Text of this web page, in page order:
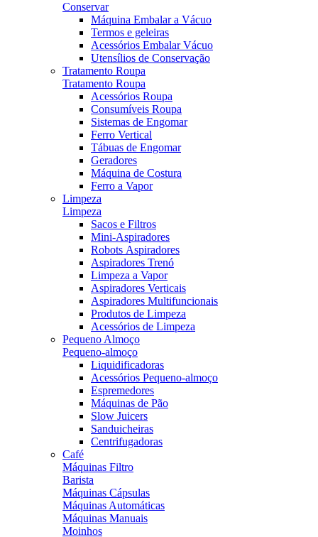
Conservar
Máquina Embalar a Vácuo
Termos e geleiras
Acessórios Embalar Vácuo
Utensílios de Conservação
Tratamento Roupa
Tratamento Roupa
Acessórios Roupa
Consumíveis Roupa
Sistemas de Engomar
Ferro Vertical
Tábuas de Engomar
Geradores
Máquina de Costura
Ferro a Vapor
Limpeza
Limpeza
Sacos e Filtros
Mini-Aspiradores
Robots Aspiradores
Aspiradores Trenó
Limpeza a Vapor
Aspiradores Verticais
Aspiradores Multifuncionais
Produtos de Limpeza
Acessórios de Limpeza
Pequeno Almoço
Pequeno-almoço
Liquidificadoras
Acessórios Pequeno-almoço
Espremedores
Máquinas de Pão
Slow Juicers
Sanduicheiras
Centrifugadoras
Café
Máquinas Filtro
Barista
Máquinas Cápsulas
Máquinas Automáticas
Máquinas Manuais
Moinhos